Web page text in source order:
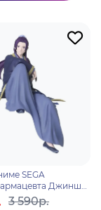
SEGA
Джинши
3 590р.